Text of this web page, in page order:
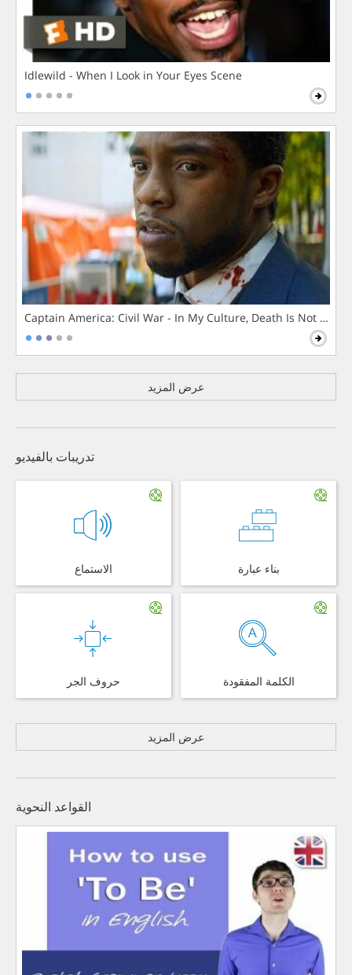
Idlewild - When I Look in Your Eyes Scene
Captain America: Civil War - In My Culture, Death Is Not The
عرض المزيد
تدريبات بالفيديو
الاستماع بناء عبارة
حروف الجر الكلمة المفقودة
عرض المزيد
القواعد النحوية